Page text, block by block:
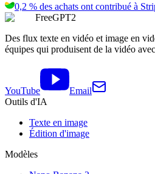
0,2 % des achats ont contribué à
FreeGPT2
Des flux texte en vidéo et image en
équipes qui produisent de la vidéo
YouTube
Email
Outils d'IA
Texte en image
Édition d'image
Modèles